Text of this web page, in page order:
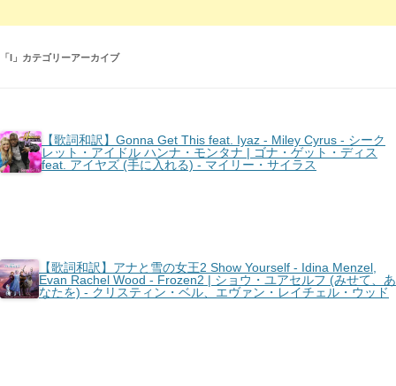
「I 」カテゴリーアーカイブ
【歌詞和訳】Gonna Get This feat. Iyaz - Miley Cyrus - シーク
レット・アイドル ハンナ・モンタナ | ゴナ・ゲット・ディス
feat. アイヤズ (手に入れる) - マイリー・サイラス
【歌詞和訳】アナと雪の女王2 Show Yourself - Idina Menzel,
Evan Rachel Wood - Frozen2 | ショウ・ユアセルフ (みせて、あ
なたを) - クリスティン・ベル、エヴァン・レイチェル・ウッド